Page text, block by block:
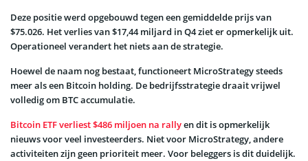
Deze positie werd opgebouwd tegen een gemiddelde prijs van
$75.026. Het verlies van $17,44 miljard in Q4 ziet er opmerkelijk uit.
Operationeel verandert het niets aan de strategie.
Hoewel de naam nog bestaat, functioneert MicroStrategy steeds
meer als een Bitcoin holding. De bedrijfsstrategie draait vrijwel
volledig om BTC accumulatie.
Bitcoin ETF verliest $486 miljoen na rallyen dit is opmerkelijk
nieuws voor veel investeerders. Niet voor MicroStrategy, andere
activiteiten zijn geen prioriteit meer. Voor beleggers is dit duidelijk.